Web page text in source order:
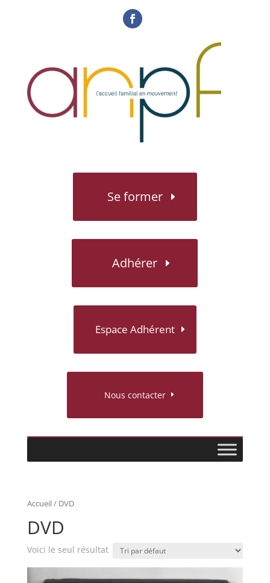
Se former
Adhérer
Espace Adhérent
Nous contacter
Accueil/ DVD
DVD
Voici le seul résultat